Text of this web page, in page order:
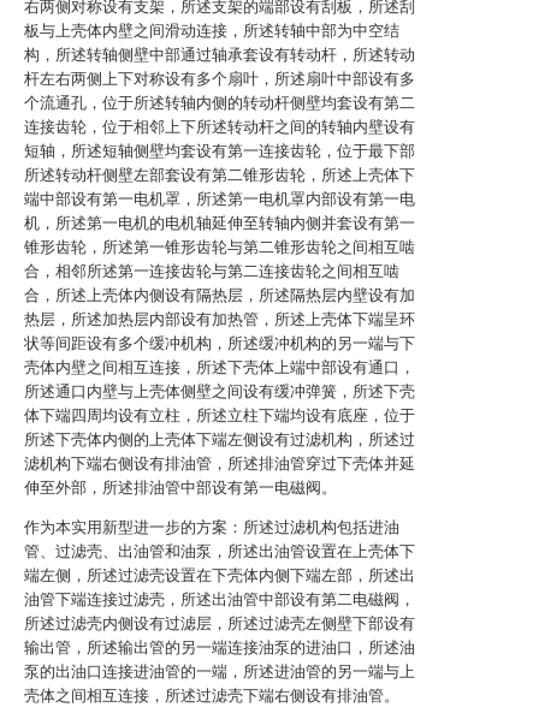
右两侧对称设有支架，所述支架的端部设有刮板，所述刮
板与上壳体内壁之间滑动连接，所述转轴中部为中空结
构，所述转轴侧壁中部通过轴承套设有转动杆，所述转动
杆左右两侧上下对称设有多个扇叶，所述扇叶中部设有多
个流通孔，位于所述转轴内侧的转动杆侧壁均套设有第二
连接齿轮，位于相邻上下所述转动杆之间的转轴内壁设有
短轴，所述短轴侧壁均套设有第一连接齿轮，位于最下部
所述转动杆侧壁左部套设有第二锥形齿轮，所述上壳体下
端中部设有第一电机罩，所述第一电机罩内部设有第一电
机，所述第一电机的电机轴延伸至转轴内侧并套设有第一
锥形齿轮，所述第一锥形齿轮与第二锥形齿轮之间相互啮
合，相邻所述第一连接齿轮与第二连接齿轮之间相互啮
合，所述上壳体内侧设有隔热层，所述隔热层内壁设有加
热层，所述加热层内部设有加热管，所述上壳体下端呈环
状等间距设有多个缓冲机构，所述缓冲机构的另一端与下
壳体内壁之间相互连接，所述下壳体上端中部设有通口，
所述通口内壁与上壳体侧壁之间设有缓冲弹簧，所述下壳
体下端四周均设有立柱，所述立柱下端均设有底座，位于
所述下壳体内侧的上壳体下端左侧设有过滤机构，所述过
滤机构下端右侧设有排油管，所述排油管穿过下壳体并延
伸至外部，所述排油管中部设有第一电磁阀。
作为本实用新型进一步的方案：所述过滤机构包括进油
管、过滤壳、出油管和油泵，所述出油管设置在上壳体下
端左侧，所述过滤壳设置在下壳体内侧下端左部，所述出
油管下端连接过滤壳，所述出油管中部设有第二电磁阀，
所述过滤壳内侧设有过滤层，所述过滤壳左侧壁下部设有
输出管，所述输出管的另一端连接油泵的进油口，所述油
泵的出油口连接进油管的一端，所述进油管的另一端与上
壳体之间相互连接，所述过滤壳下端右侧设有排油管。